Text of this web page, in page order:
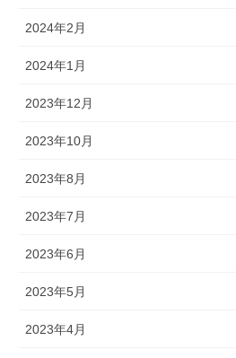
2024年2月
2024年1月
2023年12月
2023年10月
2023年8月
2023年7月
2023年6月
2023年5月
2023年4月